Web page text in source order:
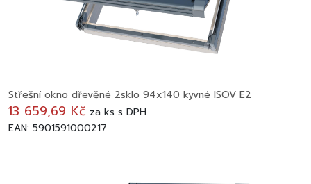
Střešní okno dřevěné 2sklo 94x140 kyvné ISOV E2
13 659,69 Kč za ks s DPH
EAN: 5901591000217